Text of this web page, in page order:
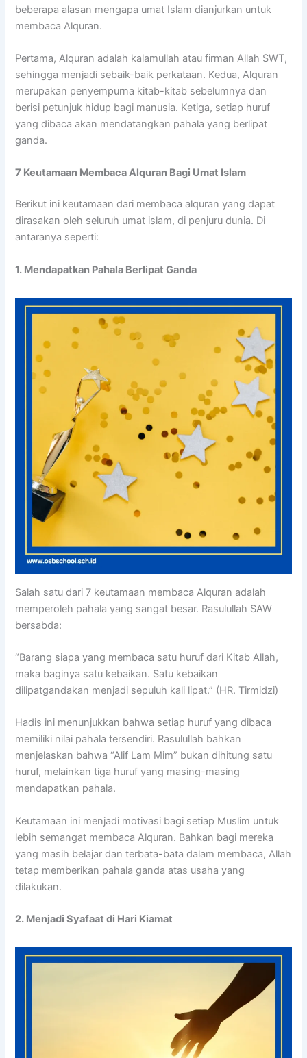
beberapa alasan mengapa umat Islam dianjurkan untuk
membaca Alquran.
Pertama, Alquran adalah kalamullah atau firman Allah SWT,
sehingga menjadi sebaik-baik perkataan. Kedua, Alquran
merupakan penyempurna kitab-kitab sebelumnya dan
berisi petunjuk hidup bagi manusia. Ketiga, setiap huruf
yang dibaca akan mendatangkan pahala yang berlipat
ganda.
7 Keutamaan Membaca Alquran Bagi Umat Islam
Berikut ini keutamaan dari membaca alquran yang dapat
dirasakan oleh seluruh umat islam, di penjuru dunia. Di
antaranya seperti:
1. Mendapatkan Pahala Berlipat Ganda
Salah satu dari 7 keutamaan membaca Alquran adalah
memperoleh pahala yang sangat besar. Rasulullah SAW
bersabda:
“Barang siapa yang membaca satu huruf dari Kitab Allah,
maka baginya satu kebaikan. Satu kebaikan
dilipatgandakan menjadi sepuluh kali lipat.” (HR. Tirmidzi)
Hadis ini menunjukkan bahwa setiap huruf yang dibaca
memiliki nilai pahala tersendiri. Rasulullah bahkan
menjelaskan bahwa “Alif Lam Mim” bukan dihitung satu
huruf, melainkan tiga huruf yang masing-masing
mendapatkan pahala.
Keutamaan ini menjadi motivasi bagi setiap Muslim untuk
lebih semangat membaca Alquran. Bahkan bagi mereka
yang masih belajar dan terbata-bata dalam membaca, Allah
tetap memberikan pahala ganda atas usaha yang
dilakukan.
2. Menjadi Syafaat di Hari Kiamat